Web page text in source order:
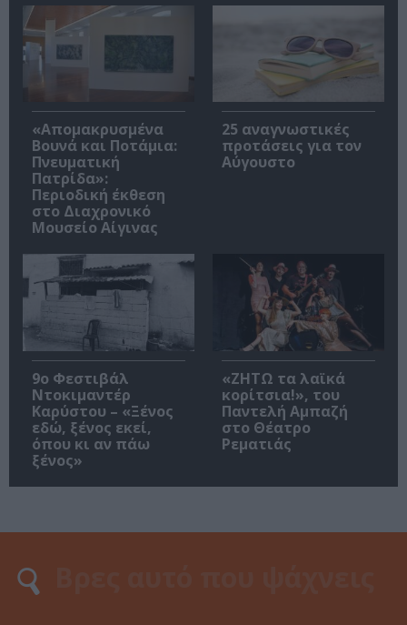
«Απομακρυσμένα
Βουνά και Ποτάμια:
Πνευματική
Πατρίδα»:
Περιοδική έκθεση
στο Διαχρονικό
Μουσείο Αίγινας
25 αναγνωστικές
προτάσεις για τον
Αύγουστο
9ο Φεστιβάλ
Ντοκιμαντέρ
Καρύστου – «Ξένος
εδώ, ξένος εκεί,
όπου κι αν πάω
ξένος»
«ΖΗΤΩ τα λαϊκά
κορίτσια!», του
Παντελή Αμπαζή
στο Θέατρο
Ρεματιάς